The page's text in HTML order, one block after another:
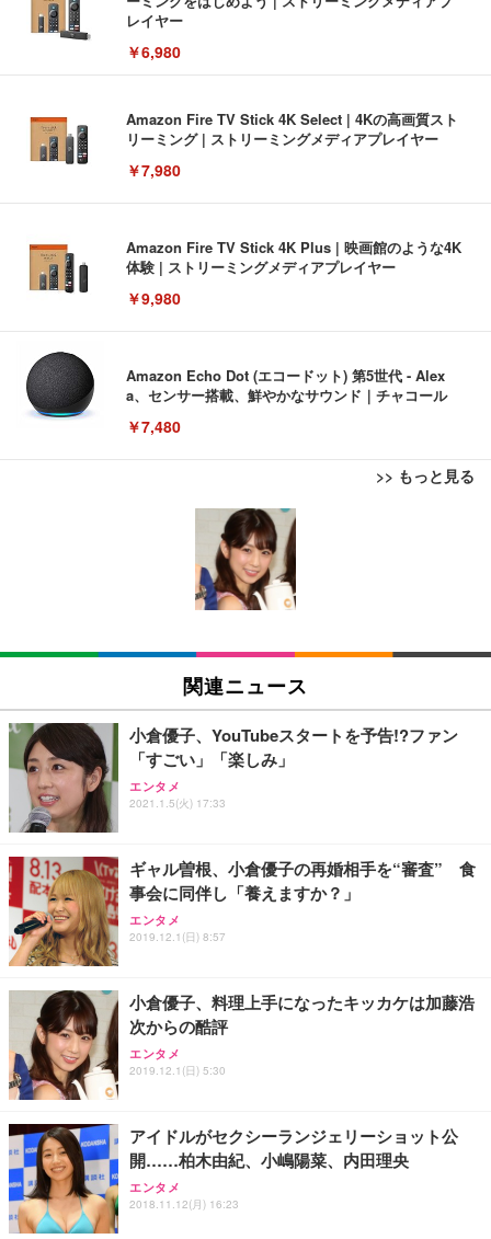
レイヤー
￥6,980
Amazon Fire TV Stick 4K Select | 4Kの高画質スト
リーミング | ストリーミングメディアプレイヤー
￥7,980
Amazon Fire TV Stick 4K Plus | 映画館のような4K
体験 | ストリーミングメディアプレイヤー
￥9,980
Amazon Echo Dot (エコードット) 第5世代 - Alex
a、センサー搭載、鮮やかなサウンド｜チャコール
￥7,480
>> もっと見る
[EdoErgo] オフィスチェア 椅子 テレワーク 疲れな
い 跳ね上げ式アームレスト コンパクト 約105度ロッ
キング pc 事務椅子 360度回転 座面昇降 強化ナイロ
ン樹脂ベース 通気性メッシュ 在宅ワーク H-WY01
(黒網+黒枠+黒足)
SIHOO B100 オフィスチェア／デスクチェア メッシ
ュチェア 人間工学 疲れない ブラック
￥27,999
Sezlife オフィスチェア デスクチェア 疲れない テレ
ワーク チェア 強化バックレスト 30度ロッキング機
能 人間工学 椅子 腰サポート 90度跳ね上げ式アーム
務用 おしゃれ パソコンチェア (ブラック)
Sezlife オフィスチェア デスクチェア 疲れない テレ
ワーク チェア 強化バックレスト 30度ロッキング機
能 人間工学 椅子 腰サポート 90度跳ね上げ式アーム
務用 おしゃれ パソコンチェア (ホワイト)
ANDWINT オフィスチェア デスクチェア 肘なし メ
ッシュ 通気性 ランバーサポート付き 腰サポート ガ
ス圧無段階昇降 360度回転 キャスター付き コンパク
EIZO ビジネス向けプレミアムモニター | FlexScan
EV3240X-WT | 31.5型4K UHD・USB Type-C・ホワ
￥105,595
EIZO ビジネス向けプレミアムモニター | FlexScan
￥109,572
【純正品】27"ゲーミングモニター DualSense 充電
フック付き（CFI-ZDM1J）
【整備済み品】Dell E2724HS 27インチ 液晶モニタ
ー フルHD（1920×1080）VA 非光沢 HDMI/DisplayP
ort/VGA スピーカー内蔵 高さ調整 スイベル VESA対
【MiniLED/24.5inch/280Hz/FHD】GRAPHT THE S
HOOTER Gaming Monitor 24” Essential ゲーミン
グモニター QD 24.5インチ 1ms FHD 量子ドット 残
Amazonベーシック ペットシーツ 薄型 レギュラー 1
回使い捨て 無香料 ホワイト 300枚
Amazonベーシック ペットシーツ 厚型 ワイド 42枚
x2袋(84枚) ホワイト(吸収面:ライトブルー)
￥3,234
ネオ・ルーライフ ネオ・オムツ L 中型犬用 26枚入
り 単品
Smart Basic(スマートベーシック) 【Amazon.co.jp
限定】 Smart Basic アイリスオーヤマ ペットシーツ
超厚型 お徳用 ワイド 100枚入 (x 1) (ケース販売)
アイリスオーヤマ ペットシーツ 超厚型 お徳用 レギ
ュラー 200枚入【Amazon.co.jp限定】
関連ニュース
小倉優子、YouTubeスタートを予告!?ファン
「すごい」「楽しみ」
エンタメ
2021.1.5(火) 17:33
ギャル曽根、小倉優子の再婚相手を“審査” 食
事会に同伴し「養えますか？」
エンタメ
2019.12.1(日) 8:57
小倉優子、料理上手になったキッカケは加藤浩
次からの酷評
エンタメ
2019.12.1(日) 5:30
アイドルがセクシーランジェリーショット公
開……柏木由紀、小嶋陽菜、内田理央
エンタメ
2018.11.12(月) 16:23